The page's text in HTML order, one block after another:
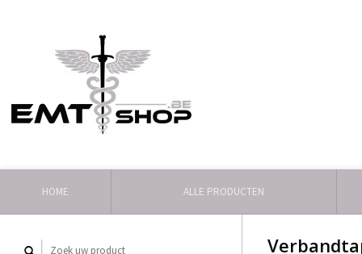
HOME ALLE PRODUCTEN